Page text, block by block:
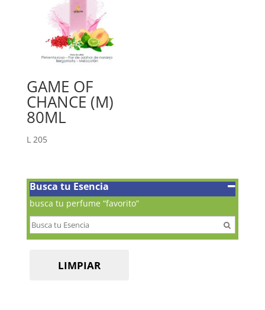
GAME OF
CHANCE (M)
80ML
L205
Busca tu Esencia
busca tu perfume “favorito”
LIMPIAR